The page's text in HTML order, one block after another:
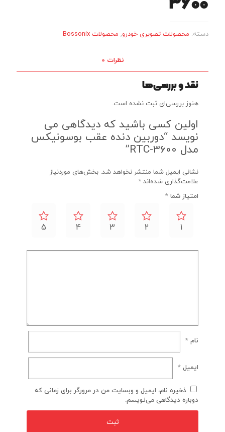
دسته: محصولات تصویری خودرو, محصولات Bossonix
نظرات 0
نقد و بررسی‌ها
هنوز بررسی‌ای ثبت نشده است.
اولین کسی باشید که دیدگاهی می
نویسد “دوربین دنده عقب بوسونیکس
مدل RTC-3600”
نشانی ایمیل شما منتشر نخواهد شد. بخش‌های موردنیاز
علامت‌گذاری شده‌اند *
امتیاز شما *
1
2
3
4
5
نام *
ایمیل *
ذخیره نام، ایمیل و وبسایت من در مرورگر برای زمانی که
دوباره دیدگاهی می‌نویسم.